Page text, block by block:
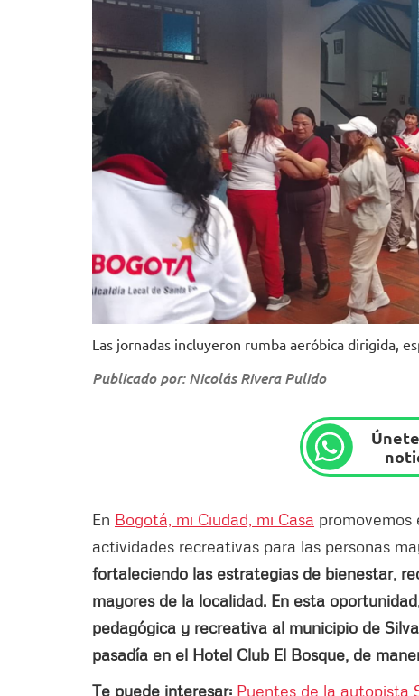
Las jornadas incluyeron rumba aeróbica dirigida,
Publicado por: Nicolás Rivera Pulido
En Bogotá, mi Ciudad, mi Casa
actividades recreativas para las personas
fortaleciendo las estrategias de bienestar,
mayores de la localidad. En esta
pedagógica y recreativa al municipio de
pasadía en el Hotel Club El Bosque, de
Te puede interesar: Puentes de la autopista